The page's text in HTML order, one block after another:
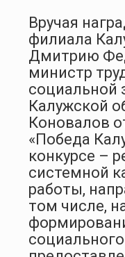
Вручая
филиала
Дмитрию
министр
социальной
Калужской
Коновалов
«Победа
конкурсе –
системной
работы,
том числе,